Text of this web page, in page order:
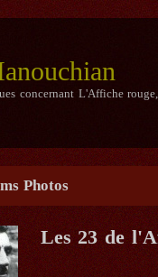
concernant L'Affiche
Photos
Les 23 de